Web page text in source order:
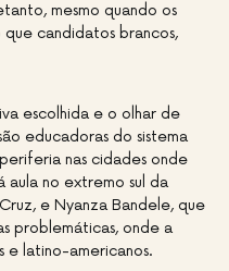
mesmo quando os
candidatos brancos,
escolhida e o olhar de
educadoras do sistema
nas cidades onde
aula no extremo sul da
e Nyanza Bandele, que
problemáticas, onde a
e latino-americanos.